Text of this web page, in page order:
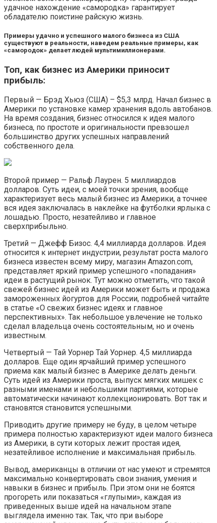
удачное нахождение «самородка» гарантирует
обладателю поистине райскую жизнь.
Примеры удачно и успешного малого бизнеса из США
существуют в реальности, наведем реальные примеры, как
«самородок» делает людей мультимиллионерами.
Топ, как бизнес из Америки приносит
прибыль:
Первый — Брэд Хьюз (США) – $5,3 млрд. Начал бизнес в
Америки по установке камер хранения вдоль автобанов.
На время создания, бизнес относился к идея малого
бизнеса, по простоте и оригинальности превзошел
большинство других успешных направлений
собственного дела.
Второй пример — Ральф Лаурен. 5 миллиардов
долларов. Суть идеи, с моей точки зрения, вообще
характеризует весь малый бизнес из Америки, а точнее
вся идея заключалась в наклейке на футболки ярлыка с
лошадью. Просто, незатейливо и главное
сверхприбыльно.
Третий — Джефф Бизос. 4,4 миллиарда долларов. Идея
относится к интернет индустрии, результат роста малого
бизнеса известен всему миру, магазин Amazon.com,
представляет яркий пример успешного «попадания»
идеи в растущий рынок. Тут можно отметить, что такой
свежей бизнес идей из Америки может быть и продажа
замороженных йогуртов для России, подробней читайте
в статье «О свежих бизнес идеях и главное
перспективных». Так небольшое увлечение не только
сделал владельца очень состоятельным, но и очень
известным.
Четвертый — Тай Уорнер Тай Уорнер. 4,5 миллиарда
долларов. Еще один ярчайший пример успешного
приема как малый бизнес в Америке делать деньги.
Суть идей из Америки проста, выпуск мягких мишек с
разными именами и небольшими партиями, которые
автоматически начинают коллекционировать. Вот так и
становятся становится успешными.
Приводить другие примеру не буду, в целом четыре
примера полностью характеризуют идеи малого бизнеса
из Америки, в сути которых лежит простая идея,
незатейливое исполнение и максимальная прибыль.
Вывод, американцы в отличии от нас умеют и стремятся
максимально конвертировать свои знания, умения и
навыки в бизнес и прибыль. При этом они не боятся
прогореть или показаться «глупыми», каждая из
приведенных выше идей на начальном этапе
выглядела именно так. Так, что при выборе